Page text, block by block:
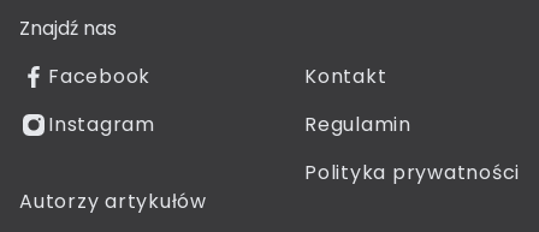
Znajdź nas
Facebook
Instagram
Kontakt
Regulamin
Polityka prywatności
Autorzy artykułów